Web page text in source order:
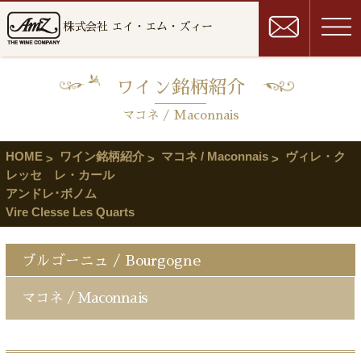
株式会社 エイ・エム・ズィー
ワイン銘柄紹介
マコネ / Maconnais
HOME ワイン銘柄紹介 マコネ / Maconnais
ヴィレ・ク
レッセ レ・カール
アンドレ･ボノム
Vire Clesse Les Quarts
ブルゴーニュ / Bourgogne
マコネ / Maconnais